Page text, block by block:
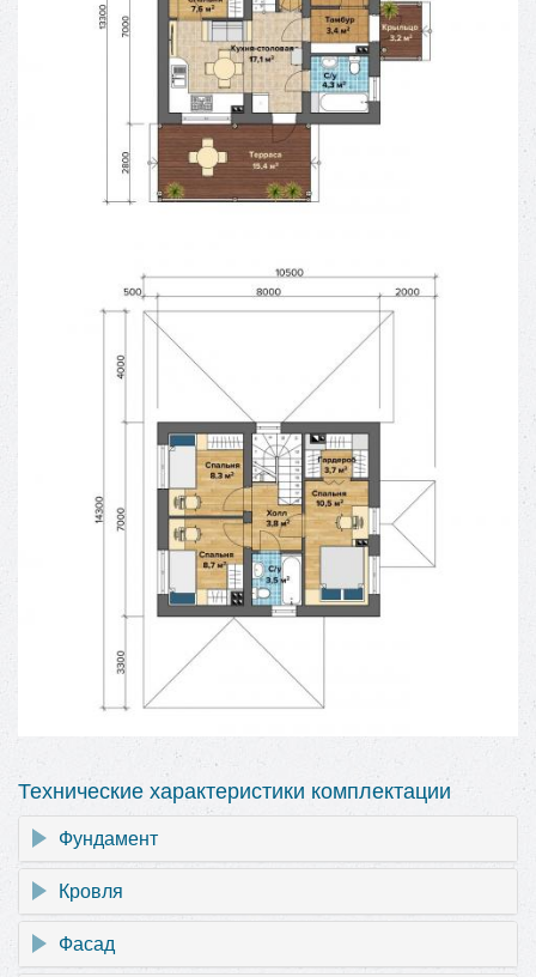
Технические характеристики комплектации
Фундамент
Кровля
Фасад